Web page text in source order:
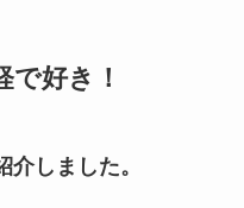
で好き！
しました。